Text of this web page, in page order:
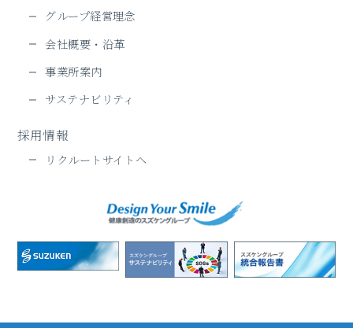
グループ経営理念
会社概要・沿革
事業所案内
サステナビリティ
採用情報
リクルートサイトヘ